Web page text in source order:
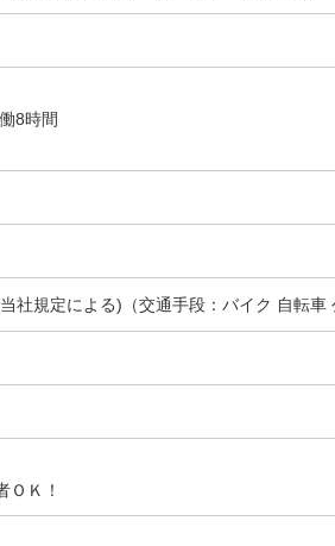
8時間
社規定による)（交通手段：バイク 自転車
ＯＫ！